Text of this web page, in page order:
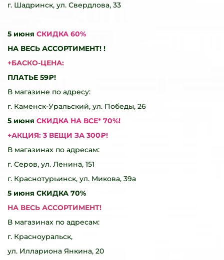
г. Шадринск, ул. Свердлова, 33
5 июня СКИДКА 60%
НА ВЕСЬ АССОРТИМЕНТ! !
+БАСКО-ЦЕНА:
ПЛАТЬЕ 59₽!
В магазине по адресу:
г. Каменск-Уральский, ул. Победы, 26
5 июня СКИДКА НА ВСЕ* 70%!
+АКЦИЯ: 3 ВЕЩИ ЗА 300₽!
В магазинах по адресам:
г. Серов, ул. Ленина, 151
г. Краснотурьинск, ул. Микова, 39а
5 июня СКИДКА 70%
НА ВЕСЬ АССОРТИМЕНТ!
В магазинах по адресам:
г. Красноуральск,
ул. Иллариона Янкина, 20